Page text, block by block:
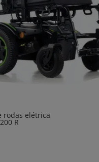
rodas elétrica
R